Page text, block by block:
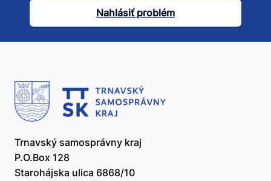
článok
užitočný?
Nahlásiť problém
Trnavský samosprávny kraj
P.O.Box 128
Starohájska ulica 6868/10